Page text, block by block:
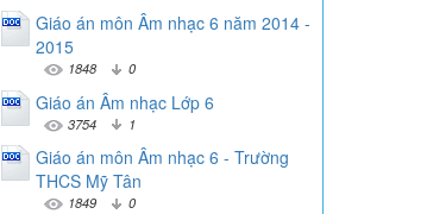
Giáo án môn Âm nhạc 6 năm 2014 -
2015
1848 0
Giáo án Âm nhạc Lớp 6
3754 1
Giáo án môn Âm nhạc 6 - Trường
THCS Mỹ Tân
1849 0